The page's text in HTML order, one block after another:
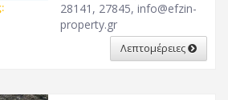
28141, 27845, info@efzin-
property.gr
Λεπτομέρειες